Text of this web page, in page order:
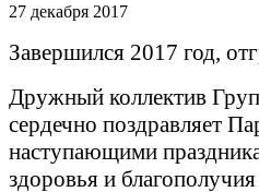
27 декабря 2017
Завершился 2017 год,
Дружный коллектив
сердечно поздравляет
наступающими
здоровья и